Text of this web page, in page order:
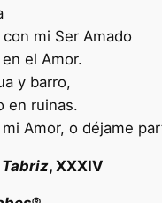
mi Ser Amado
el Amor.
y barro,
en ruinas.
Amor, o déjame
Tabriz, XXXIV